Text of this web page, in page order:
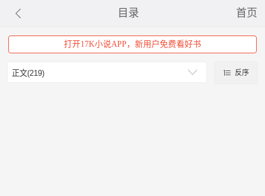
目录 首页
打开17K小说APP，新用户免费看好书
反序